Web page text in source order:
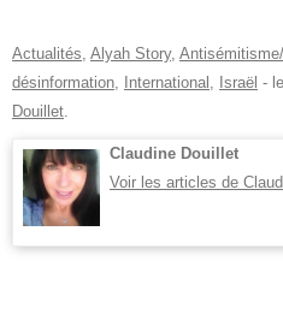
Actualités Alyah Story,
désinformation International Israël - le
Douillet
Claudine Douillet
Voir les articles de